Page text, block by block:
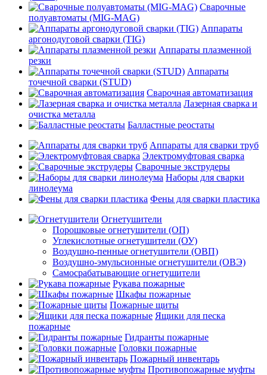
Сварочные
полуавтоматы (MIG-MAG)
Аппараты
аргонодуговой сварки (TIG)
Аппараты плазменной
резки
Аппараты
точечной сварки (STUD)
Сварочная автоматизация
Лазерная сварка и
очистка металла
Балластные реостаты
Аппараты для сварки труб
Электромуфтовая сварка
Сварочные экструдеры
Наборы для сварки
линолеума
Фены для сварки пластика
Огнетушители
Порошковые огнетушители (ОП)
Углекислотные огнетушители (ОУ)
Воздушно-пенные огнетушители (ОВП)
Воздушно-эмульсионные огнетушители (ОВЭ)
Самосрабатывающие огнетушители
Рукава пожарные
Шкафы пожарные
Пожарные щиты
Ящики для песка
пожарные
Гидранты пожарные
Головки пожарные
Пожарный инвентарь
Противопожарные муфты